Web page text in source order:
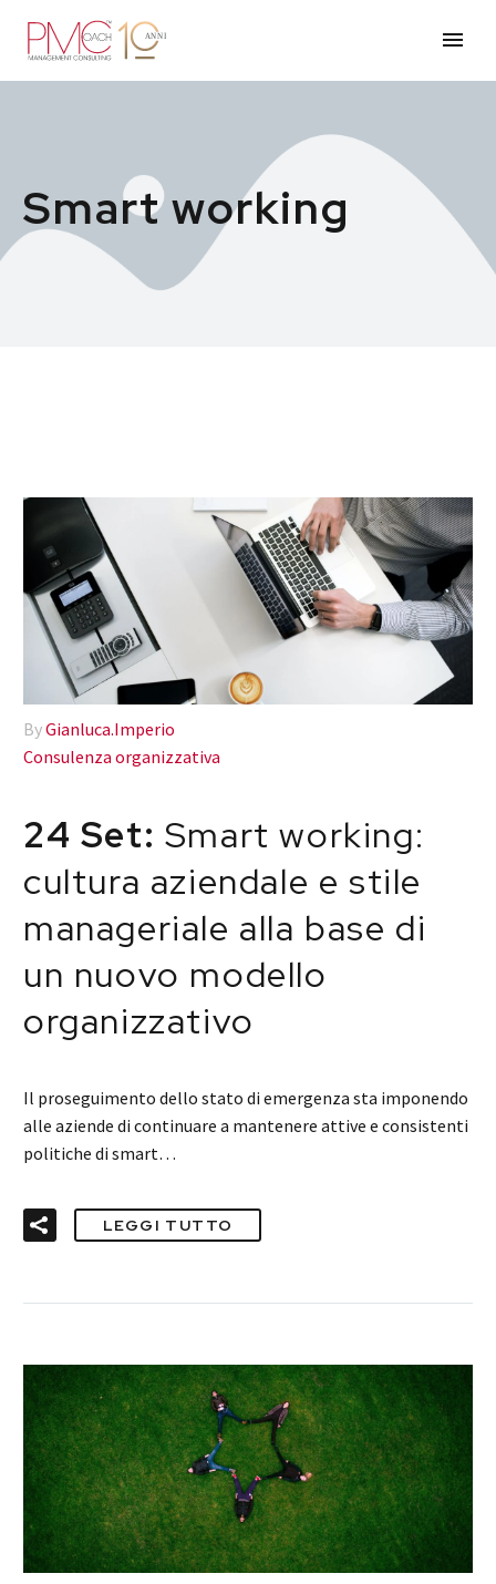
Smart working
ByGianluca.Imperio
Consulenza organizzativa
24 Set: Smart working:
cultura aziendale e stile
manageriale alla base di
un nuovo modello
organizzativo
Il proseguimento dello stato di emergenza sta imponendo
alle aziende di continuare a mantenere attive e consistenti
politiche di smart…
LEGGI TUTTO